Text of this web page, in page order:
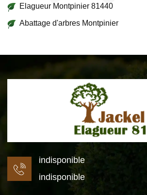
Elagueur Montpinier 81440
Abattage d'arbres Montpinier
indisponible
indisponible